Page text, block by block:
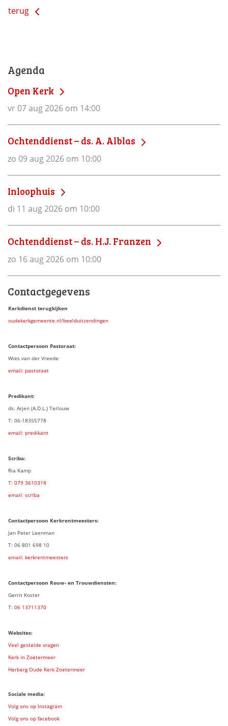
terug
Agenda
Open Kerk
vr 07 aug 2026 om 14:00
Ochtenddienst – ds. A. Alblas
zo 09 aug 2026 om 10:00
Inloophuis
di 11 aug 2026 om 10:00
Ochtenddienst – ds. H.J. Franzen
zo 16 aug 2026 om 10:00
Contactgegevens
Kerkdienst terugkijken
oudekerkgemeente.nl/beelduitzendingen
Contactpersoon Pastoraat:
Wies van der Vreede
email: pastoraat
Predikant:
ds. Arjen (A.D.L.) Terlouw
T: 06-18355778
email: predikant
Scriba:
Ria Kamp
T: 079 3610318
email: scriba
Contactpersoon Kerkrentmeesters:
Jan Peter Leenman
T: 06 801 698 10
email: kerkrentmeesters
Contactpersoon Rouw- en Trouwdiensten:
Gerrit Koster
T: 06 13711370
Websites:
Veel gestelde vragen
Kerk in Zoetermeer
Herberg Oude Kerk Zoetermeer
Sociale media:
Volg ons op Instagram
Volg ons op facebook